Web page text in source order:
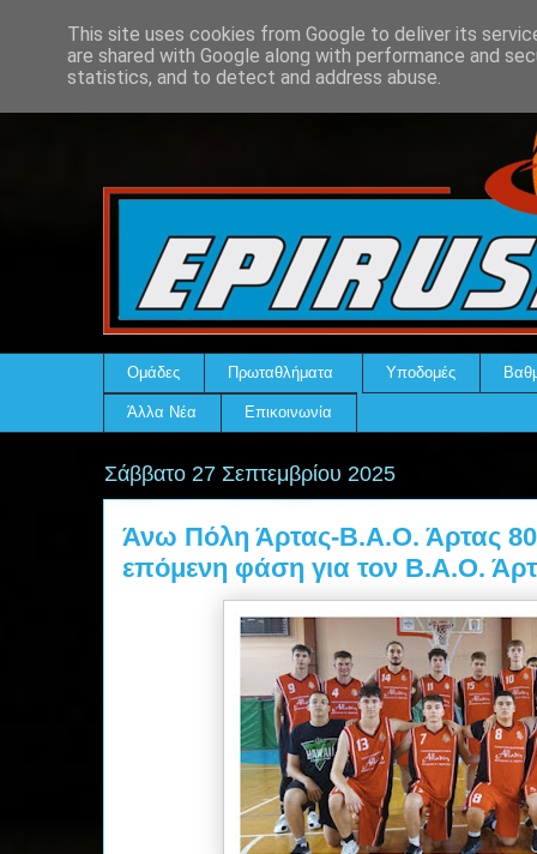
Ομάδες Πρωταθλήματα Υποδομές
Άλλα Νέα Επικοινωνία
Σάββατο 27 Σεπτεμβρίου 2025
Άνω Πόλη Άρτας-Β.Α.Ο. Άρτας
επόμενη φάση για τον Β.Α.Ο.
This site uses cookies from Google to deliver its
are shared with Google along with performance and
statistics, and to detect and address abuse.